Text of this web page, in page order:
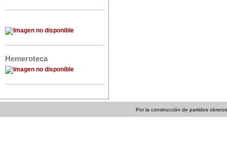
Hemeroteca
Por la construcción de partidos